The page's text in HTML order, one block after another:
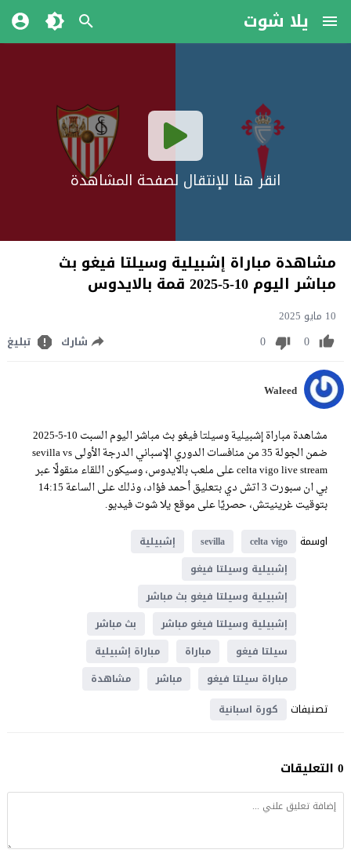
يلا شوت
انقر هنا للإنتقال لصفحة المشاهدة
مشاهدة مباراة إشبيلية وسيلتا فيغو بث
مباشر اليوم 10-5-2025 قمة بالايدوس
10 مايو 2025
0
0 شارك تبليغ
Waleed
مشاهدة مباراة إشبيلية وسيلتا فيغو بث مباشر اليوم السبت 10-5-2025
ضمن الجولة 35 من منافسات الدوري الإسباني الدرجة الأولى sevilla vs
celta vigo live stream على ملعب بالايدوس، وسيكون اللقاء منقولًا عبر
بي ان سبورت 3 اتش دي بتعليق أحمد فؤاد، وذلك على الساعة 14:15
بتوقيت غرينيتش، حصريًا على موقع يلا شوت فيديو.
اوسمة
celta vigo
sevilla
إشبيلية
إشبيلية وسيلتا فيغو
إشبيلية وسيلتا فيغو بث مباشر
إشبيلية وسيلتا فيغو مباشر
بث مباشر
سيلتا فيغو
مباراة
مباراة إشبيلية
مباراة سيلتا فيغو
مباشر مشاهدة
تصنيفات كورة اسبانية
0 التعليقات